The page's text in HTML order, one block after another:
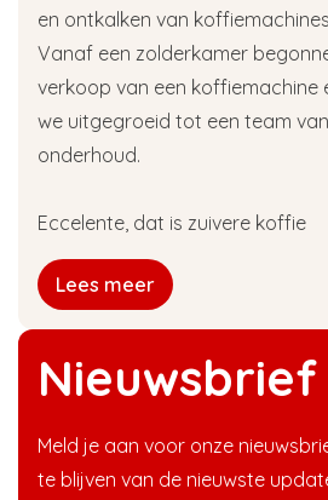
Nieuwsbrief
Meld je aan voor onze
te blijven van de nieuwste
en ontkalken van
Vanaf een zolderkamer
verkoop van een koffiemachine
we uitgegroeid tot een team
onderhoud.
Eccelente, dat is zuivere koffie
Lees meer